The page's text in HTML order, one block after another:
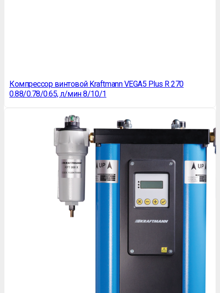
Компрессор винтовой Kraftmann VEGA5 Plus R 270
0.88/0.78/0.65, л/мин 8/10/1